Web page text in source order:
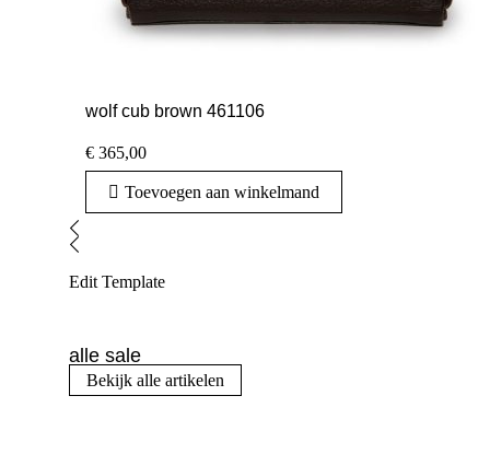
wolf cub brown 461106
€ 365,00
Toevoegen aan winkelmand
Edit Template
alle sale
Bekijk alle artikelen